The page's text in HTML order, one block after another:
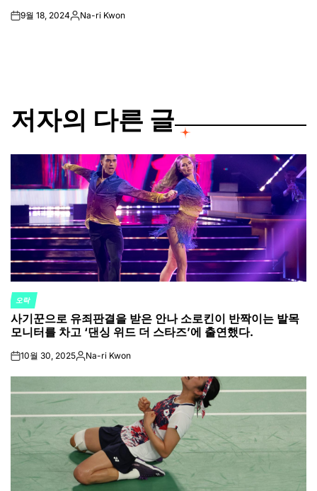
on9월 18, 2024Posted
Na-ri Kwon
저자의 다른 글
POSTED
IN
오락
사기꾼으로 유죄판결을 받은 안나 소로킨이 반짝이는 발목
모니터를 차고 ‘댄싱 위드 더 스타즈’에 출연했다.
on10월 30, 2025Posted
Na-ri Kwon